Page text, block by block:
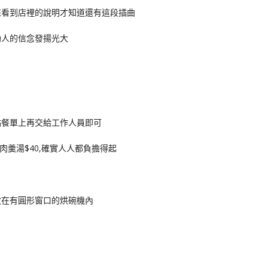
到店裡的說明才知道還有這段插曲
的信念發揚光大
單上再交給工作人員即可
羹湯$40,確實人人都負擔得起
有圓形窗口的烘碗機內